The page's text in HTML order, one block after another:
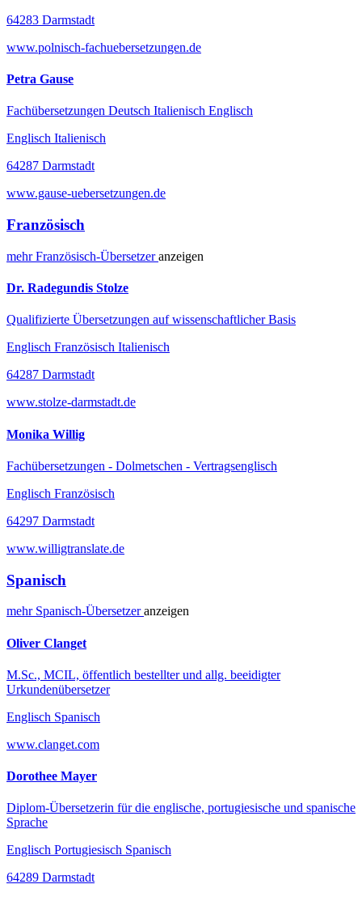
64283 Darmstadt
www.polnisch-fachuebersetzungen.de
Petra Gause
Fachübersetzungen Deutsch Italienisch Englisch
Englisch Italienisch
64287 Darmstadt
www.gause-uebersetzungen.de
Französisch
mehrFranzösisch-Übersetzeranzeigen
Dr. Radegundis Stolze
Qualifizierte Übersetzungen auf wissenschaftlicher Basis
Englisch Französisch Italienisch
64287 Darmstadt
www.stolze-darmstadt.de
Monika Willig
Fachübersetzungen - Dolmetschen - Vertragsenglisch
Englisch Französisch
64297 Darmstadt
www.willigtranslate.de
Spanisch
mehr Spanisch-Übersetzeranzeigen
Oliver Clanget
M.Sc., MCIL, öffentlich bestellter und allg. beeidigter
Urkundenübersetzer
Englisch Spanisch
www.clanget.com
Dorothee Mayer
Diplom-Übersetzerin für die englische, portugiesische und spanische
Sprache
Englisch Portugiesisch Spanisch
64289 Darmstadt